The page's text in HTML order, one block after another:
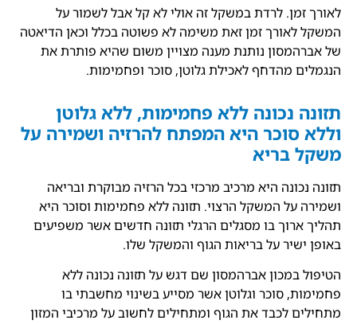
לאורך זמן. לרדת במשקל זה אולי לא קל אבל לשמור על
המשקל לאורך זמן זאת משימה לא פשוטה בכלל וכאן הדיאטה
של אברהמסון נותנת מענה מצויין משום שהיא פותרת את
הנגמלים מהדחף לאכילת גלוטן, סוכר ופחמימות.
תזונה נכונה ללא פחמימות, ללא גלוטן
וללא סוכר היא המפתח להרזיה ושמירה על
משקל בריא
תזונה נכונה היא מרכיב מרכזי בכל הרזיה מבוקרת ובריאה
ושמירה על המשקל הרצוי. תזונה ללא פחמימות וסוכר היא
תהליך ארוך בו מסגלים הרגלי תזונה חדשים אשר משפיעים
באופן ישיר על בריאות הגוף והמשקל שלו.
הטיפול במכון אברהמסון שם דגש על תזונה נכונה ללא
פחמימות, סוכר וגלוטן אשר מסייע בשינוי מחשבתי בו
מתחילים לכבד את הגוף ומתחילים לחשוב על מרכיבי המזון